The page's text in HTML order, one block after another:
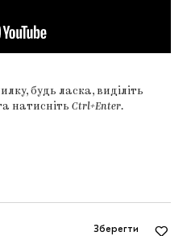
будь ласка, виділіть
натисніть Ctrl+Enter.
Зберегти